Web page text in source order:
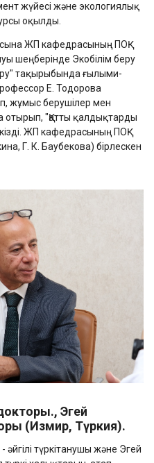
жүйесі және экологиялық
оқылды.
ЖП кафедрасының ПОҚ-
шеңберінде Экобілім беру
тақырыбында ғылыми-
Е. Тодорова
жұмыс берушілер мен
отырып, "Қатты қалдықтарды
ЖП кафедрасының ПОҚ-
Г. К. Баубекова) бірлескен
Эгей
(Измир, Түркия).
түркітанушы және Эгей